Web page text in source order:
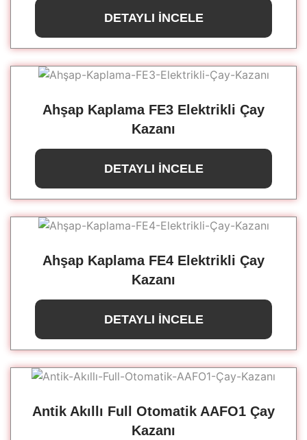
DETAYLI İNCELE
Ahşap Kaplama FE3 Elektrikli Çay
Kazanı
DETAYLI İNCELE
Ahşap Kaplama FE4 Elektrikli Çay
Kazanı
DETAYLI İNCELE
Antik Akıllı Full Otomatik AAFO1 Çay
Kazanı